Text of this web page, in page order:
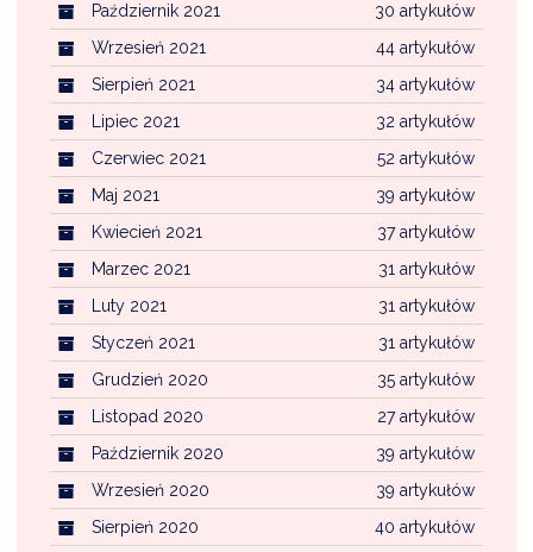
30 artykułów
Październik 2021
44 artykułów
Wrzesień 2021
34 artykułów
Sierpień 2021
32 artykułów
Lipiec 2021
52 artykułów
Czerwiec 2021
39 artykułów
Maj 2021
37 artykułów
Kwiecień 2021
31 artykułów
Marzec 2021
31 artykułów
Luty 2021
31 artykułów
Styczeń 2021
35 artykułów
Grudzień 2020
27 artykułów
Listopad 2020
39 artykułów
Październik 2020
39 artykułów
Wrzesień 2020
40 artykułów
Sierpień 2020